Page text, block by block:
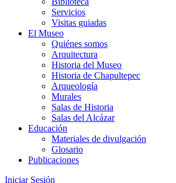
Servicios
Visitas guiadas
El Museo
Quiénes somos
Arquitectura
Historia del Museo
Historia de Chapultepec
Arqueología
Murales
Salas de Historia
Salas del Alcázar
Educación
Materiales de divulgación
Glosario
Publicaciones
Iniciar Sesión